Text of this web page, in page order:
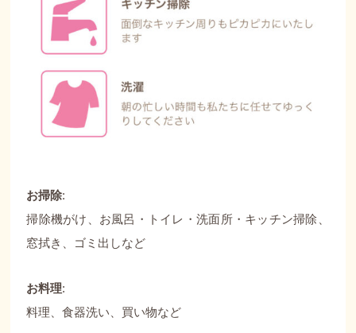
お掃除:
掃除機がけ、お風呂・トイレ・洗面所・キッチン掃除、
窓拭き、ゴミ出しなど
お料理:
料理、食器洗い、買い物など